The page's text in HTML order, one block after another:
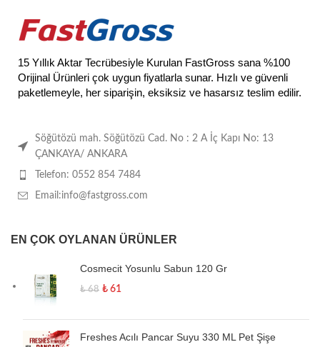
15 Yıllık Aktar Tecrübesiyle Kurulan FastGross sana %100
Orijinal Ürünleri çok uygun fiyatlarla sunar. Hızlı ve güvenli
paketlemeyle, her siparişin, eksiksiz ve hasarsız teslim edilir.
Söğütözü mah. Söğütözü Cad. No : 2 A İç Kapı No: 13
ÇANKAYA/ ANKARA
Telefon: 0552 854 7484
Email:info@fastgross.com
EN ÇOK OYLANAN ÜRÜNLER
Cosmecit Yosunlu Sabun 120 Gr
₺68 ₺ 61
Freshes Acılı Pancar Suyu 330 ML Pet Şişe